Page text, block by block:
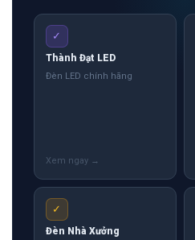
✓
Thành Đạt LED
Đèn LED chính hãng
✓
Đèn Nhà Xưởng